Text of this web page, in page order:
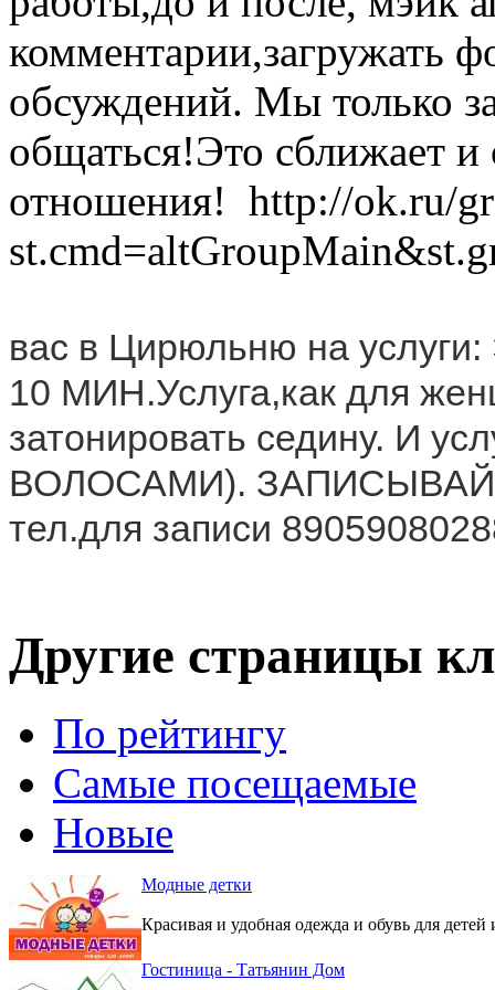
комментарии,загружать
обсуждений. Мы только
общаться!Это сближает и
отношения! http://ok.ru/
вас в Цирюльню на
10 МИН.Услуга,как для
затонировать седину. И
ВОЛОСАМИ).
тел.для записи
Другие страницы
По рейтингу
Самые посещаемые
Новые
Модные детки
Красивая и удобная одежда и обувь для детей
Гостиница - Татьянин Дом